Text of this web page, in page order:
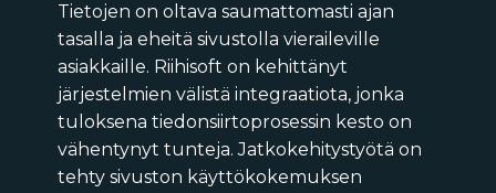
Tietojen on oltava saumattomasti ajan
tasalla ja eheitä sivustolla vieraileville
asiakkaille. Riihisoft on kehittänyt
järjestelmien välistä integraatiota, jonka
tuloksena tiedonsiirtoprosessin kesto on
vähentynyt tunteja. Jatkokehitystyötä on
tehty sivuston käyttökokemuksen